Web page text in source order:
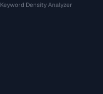
Keyword Density Analyzer